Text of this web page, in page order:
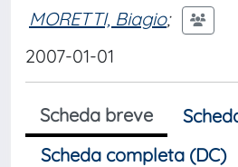
MORETTI, Biagio;
2007-01-01
Scheda breve
Scheda completa (DC)